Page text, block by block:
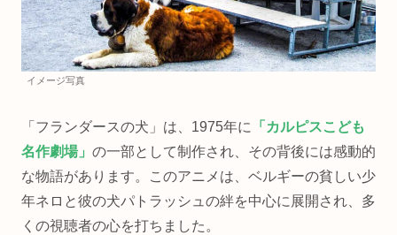
イメージ写真
「フランダースの犬」は、1975年に
「カルピスこども
名作劇場」 の一部として制作され、その背後には感動的
な物語があります。このアニメは、ベルギーの貧しい少
年ネロと彼の犬パトラッシュの絆を中心に展開され、多
くの視聴者の心を打ちました。